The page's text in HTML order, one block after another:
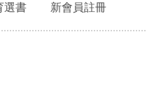
選書 新會員註冊